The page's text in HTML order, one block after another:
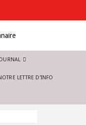
LETTRE D’INFO